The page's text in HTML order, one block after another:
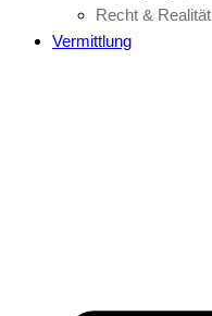
Recht & Realität
Vermittlung